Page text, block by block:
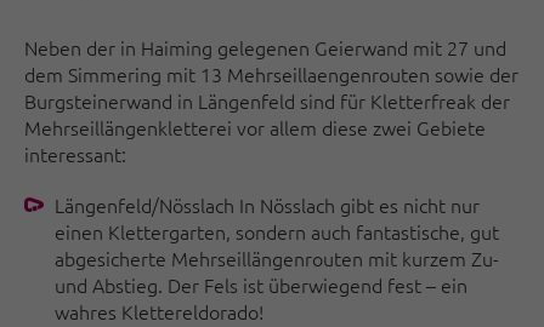
Neben der in Haiming gelegenen Geierwand mit 27 und
dem Simmering mit 13 Mehrseillaengenrouten sowie der
Burgsteinerwand in Längenfeld sind für Kletterfreak der
Mehrseillängenkletterei vor allem diese zwei Gebiete
interessant:
Längenfeld/Nösslach In Nösslach gibt es nicht nur
einen Klettergarten, sondern auch fantastische, gut
abgesicherte Mehrseillängenrouten mit kurzem Zu-
und Abstieg. Der Fels ist überwiegend fest – ein
wahres Klettereldorado!